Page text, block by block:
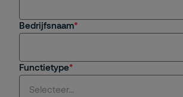
Bedrijfsnaam
Functietype
Selecteer...